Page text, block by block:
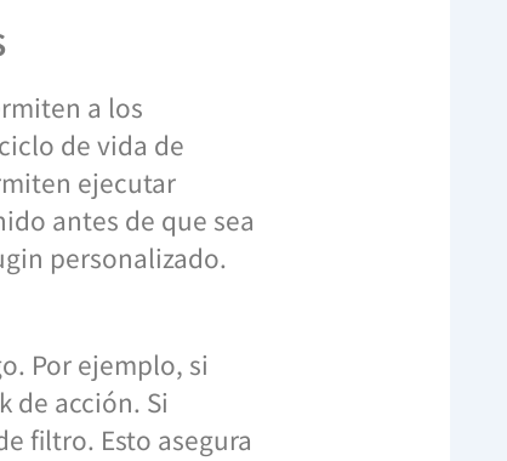
a los
de vida de
ejecutar
antes de que sea
personalizado.
Por ejemplo, si
de acción. Si
filtro. Esto asegura